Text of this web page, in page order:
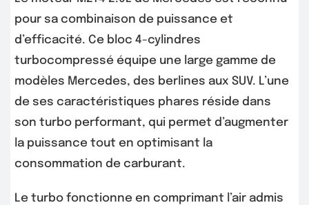
pour sa combinaison de puissance et
d’efficacité. Ce bloc 4-cylindres
turbocompressé équipe une large gamme de
modèles Mercedes, des berlines aux SUV. L’une
de ses caractéristiques phares réside dans
son turbo performant, qui permet d’augmenter
la puissance tout en optimisant la
consommation de carburant.
Le turbo fonctionne en comprimant l’air admis